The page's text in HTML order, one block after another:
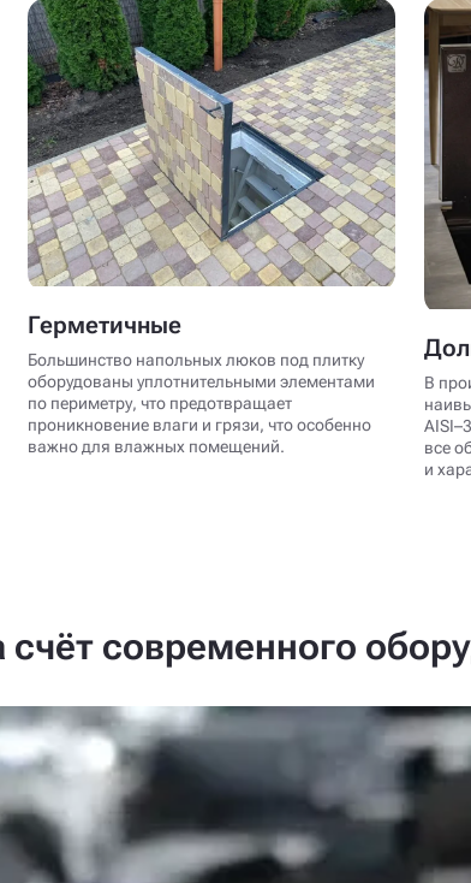
Герметичные
Большинство напольных люков под плитку
оборудованы уплотнительными элементами
по периметру, что предотвращает
проникновение влаги и грязи, что особенно
важно для влажных помещений.
В
все
и
современного